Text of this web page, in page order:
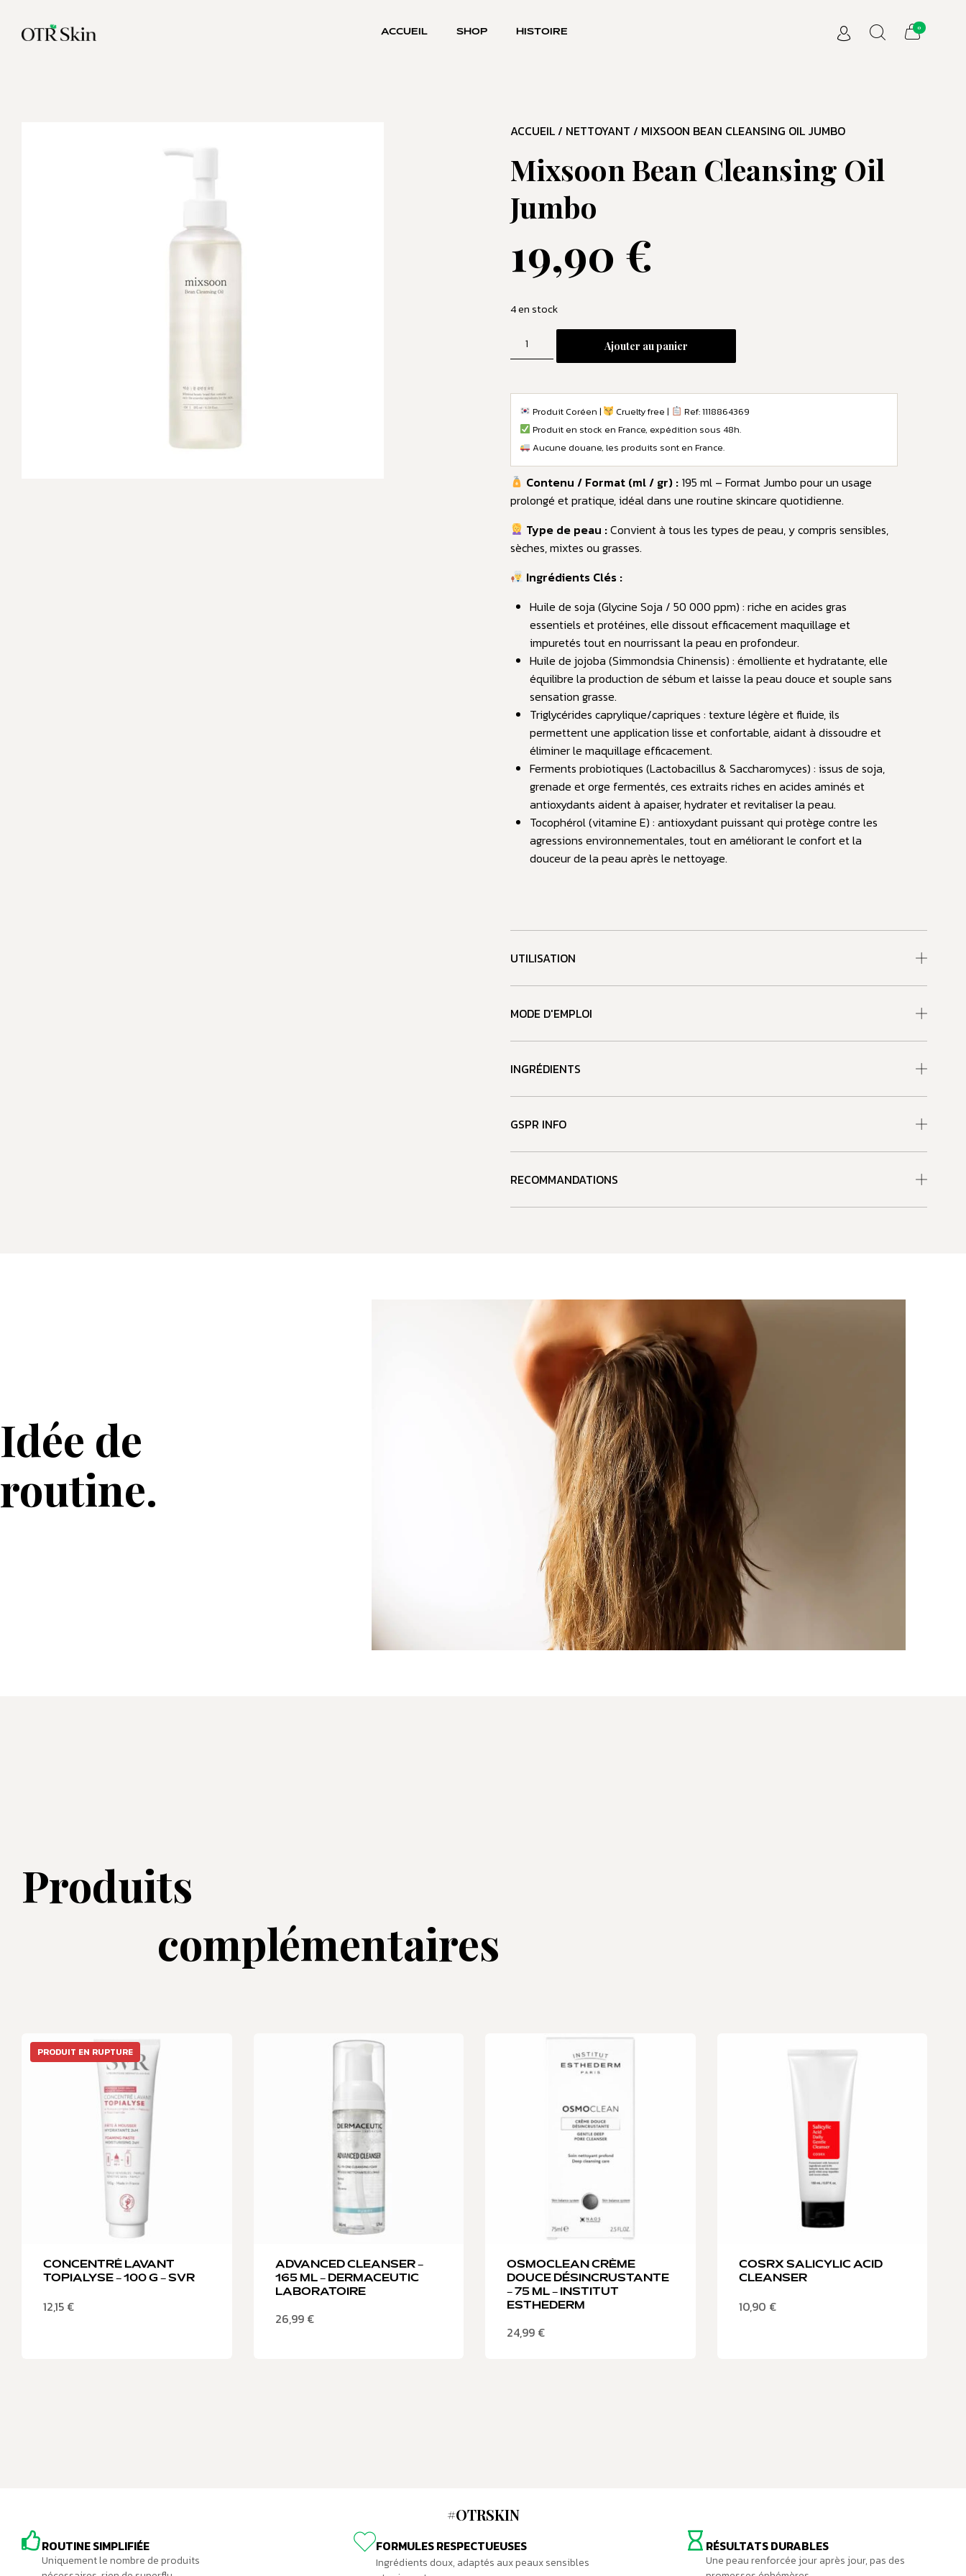
ACCUEIL SHOP HISTOIRE
0
ACCUEIL/ NETTOYANT / MIXSOON BEAN CLEANSING OIL JUMBO
Mixsoon Bean Cleansing Oil
Jumbo
19,90 €
4 en stock
Ajouter au panier
Produit Coréen | Cruelty free |
Ref: 1118864369
Produit en stock en France, expédition sous 48h.
Aucune douane, les produits sont en France.
Contenu / Format (ml / gr) : 195 ml – Format Jumbo pour un usage
prolongé et pratique, idéal dans une routine skincare quotidienne.
Type de peau :Convient à tous les types de peau, y compris sensibles,
sèches, mixtes ou grasses.
Ingrédients Clés :
Huile de soja (Glycine Soja / 50 000 ppm) : riche en acides gras
essentiels et protéines, elle dissout efficacement maquillage et
impuretés tout en nourrissant la peau en profondeur.
Huile de jojoba (Simmondsia Chinensis) : émolliente et hydratante, elle
équilibre la production de sébum et laisse la peau douce et souple sans
sensation grasse.
Triglycérides caprylique/capriques : texture légère et fluide, ils
permettent une application lisse et confortable, aidant à dissoudre et
éliminer le maquillage efficacement.
Ferments probiotiques (Lactobacillus & Saccharomyces) : issus de soja,
grenade et orge fermentés, ces extraits riches en acides aminés et
antioxydants aident à apaiser, hydrater et revitaliser la peau.
Tocophérol (vitamine E) : antioxydant puissant qui protège contre les
agressions environnementales, tout en améliorant le confort et la
douceur de la peau après le nettoyage.
UTILISATION
MODE D'EMPLOI
INGRÉDIENTS
GSPR INFO
RECOMMANDATIONS
Idée de
routine.
Produits
complémentaires
PRODUIT EN RUPTURE
CONCENTRÉ LAVANT
TOPIALYSE – 100 G – SVR
12,15 €
ADVANCED CLEANSER –
165 ML – DERMACEUTIC
LABORATOIRE
26,99 €
OSMOCLEAN CRÈME
DOUCE DÉSINCRUSTANTE
– 75 ML – INSTITUT
ESTHEDERM
24,99 €
COSRX SALICYLIC ACID
CLEANSER
10,90 €
#OTRSKIN
ROUTINE SIMPLIFIÉE
Uniquement le nombre de produits
FORMULES RESPECTUEUSES
Ingrédients doux, adaptés aux peaux sensibles
RÉSULTATS DURABLES
Une peau renforcée jour après jour, pas des